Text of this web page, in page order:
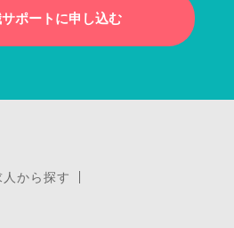
ポートに申し込む
から探す